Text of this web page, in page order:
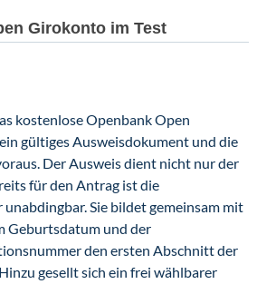
Girokonto im Test
kostenlose Openbank Open
gültiges Ausweisdokument und die
Der Ausweis dient nicht nur der
für den Antrag ist die
Sie bildet gemeinsam mit
Geburtsdatum und der
den ersten Abschnitt der
gesellt sich ein frei wählbarer